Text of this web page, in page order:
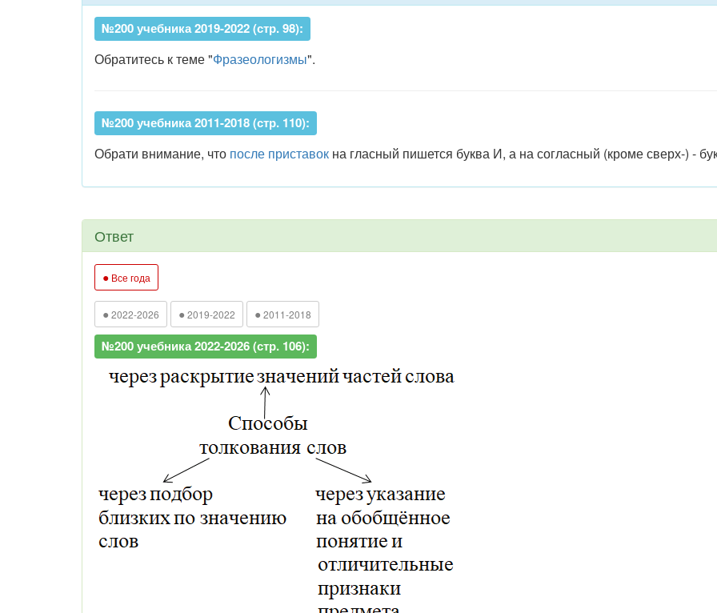
№200 учебника 2019-2022 (стр. 98):
Обратитесь к теме "Фразеологизмы".
№200 учебника 2011-2018 (стр. 110):
Обрати внимание, что после приставок на гласный пишется буква И, а на согласный (кроме сверх-) -
Ответ
● Все года
● 2022-2026 ● 2019-2022 ● 2011-2018
№200 учебника 2022-2026 (стр. 106):